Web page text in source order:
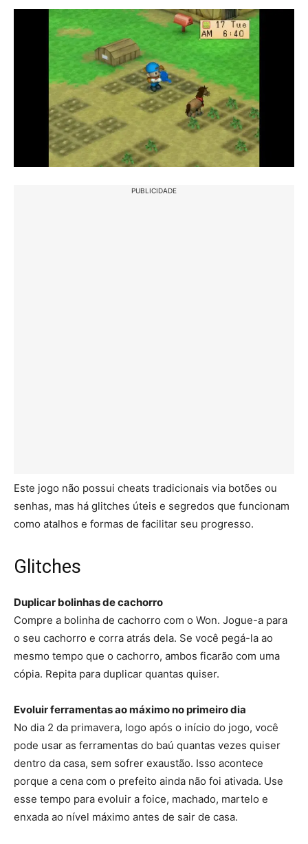
PUBLICIDADE
Este jogo não possui cheats tradicionais via botões ou
senhas, mas há glitches úteis e segredos que funcionam
como atalhos e formas de facilitar seu progresso.
Glitches
Duplicar bolinhas de cachorro
Compre a bolinha de cachorro com o Won. Jogue-a para
o seu cachorro e corra atrás dela. Se você pegá-la ao
mesmo tempo que o cachorro, ambos ficarão com uma
cópia. Repita para duplicar quantas quiser.
Evoluir ferramentas ao máximo no primeiro dia
No dia 2 da primavera, logo após o início do jogo, você
pode usar as ferramentas do baú quantas vezes quiser
dentro da casa, sem sofrer exaustão. Isso acontece
porque a cena com o prefeito ainda não foi ativada. Use
esse tempo para evoluir a foice, machado, martelo e
enxada ao nível máximo antes de sair de casa.